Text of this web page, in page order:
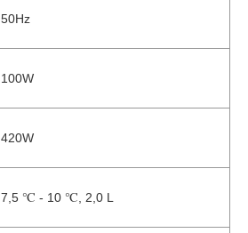
50Hz
100W
420W
7,5 ℃ - 10 ℃, 2,0 L